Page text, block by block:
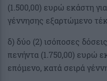
(1.500,00) ευρώ εκάστη
γέννησης εξαρτώμενο
δ) δύο (2) ισόποσες
πενήντα (1.750,00) ευρώ
επόμενο, κατά σειρά